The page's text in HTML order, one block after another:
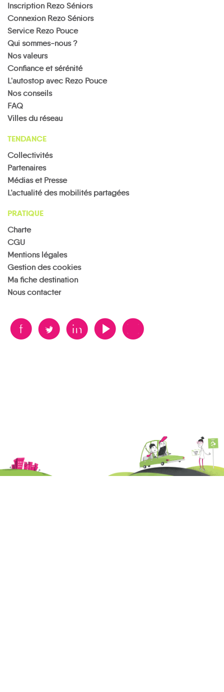
Inscription Rezo Séniors
Connexion Rezo Séniors
Service Rezo Pouce
Qui sommes-nous ?
Nos valeurs
Confiance et sérénité
L'autostop avec Rezo Pouce
Nos conseils
FAQ
Villes du réseau
TENDANCE
Collectivités
Partenaires
Médias et Presse
L’actualité des mobilités partagées
PRATIQUE
Charte
CGU
Mentions légales
Gestion des cookies
Ma fiche destination
Nous contacter
B A D F V